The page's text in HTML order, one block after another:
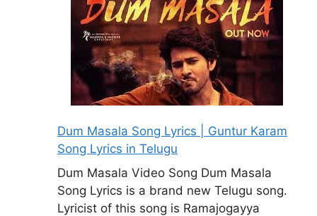
Dum Masala Song Lyrics | Guntur Karam
Song Lyrics in Telugu
Dum Masala Video Song Dum Masala
Song Lyrics is a brand new Telugu song.
Lyricist of this song is Ramajogayya